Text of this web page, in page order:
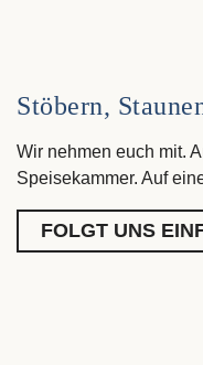
Stöbern,
Wir nehmen euch mit.
Speisekammer. Auf
FOLGT UNS